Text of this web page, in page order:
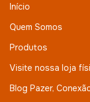
Início
Quem Somos
Produtos
Visite nossa loja
Blog Pazer,